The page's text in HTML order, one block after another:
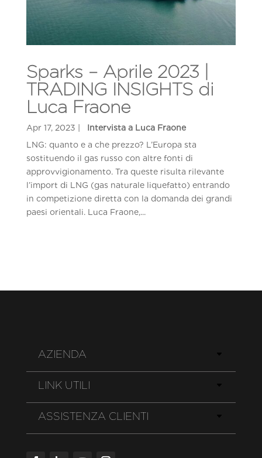
Sparks – Aprile 2023 |
TRADING INSIGHTS di
Luca Fraone
LNG: quanto e a che prezzo? L’Europa sta
sostituendo il gas russo con altre fonti di
approvvigionamento. Tra queste risulta rilevante
l’import di LNG (gas naturale liquefatto) entrando
in competizione diretta con la domanda dei grandi
paesi orientali. Luca Fraone,...
AZIENDA
LINK UTILI
ASSISTENZA CLIENTI